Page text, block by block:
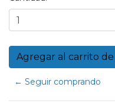
← Seguir comprando